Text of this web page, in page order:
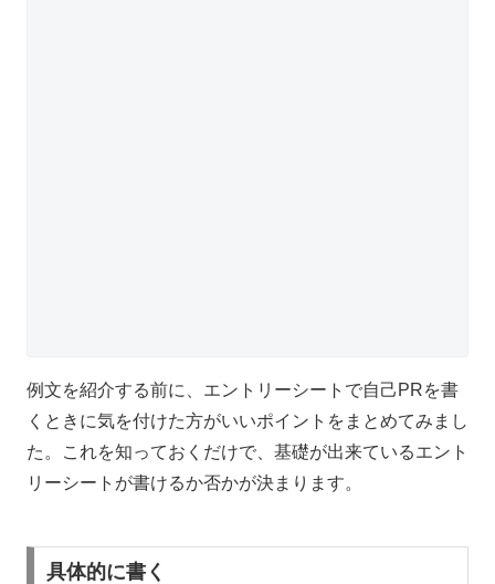
例文を紹介する前に、エントリーシートで自己 PRを書
くときに気を付けた方がいいポイントをまとめてみまし
た。これを知っておくだけで、基礎が出来ているエント
リーシートが書けるか否かが決まります。
具体的に書く